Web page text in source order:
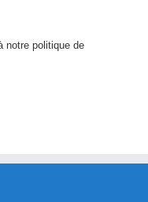
notre politique de